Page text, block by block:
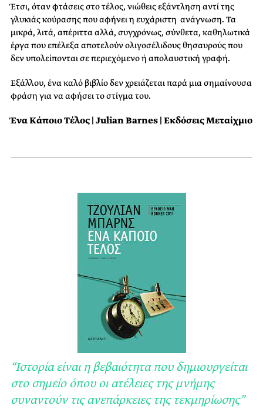
Έτσι, όταν φτάσεις στο τέλος, νιώθεις εξάντληση αντί της
γλυκιάς κούρασης που αφήνει η ευχάριστη ανάγνωση. Τα
μικρά, λιτά, απέριττα αλλά, συγχρόνως, σύνθετα, καθηλωτικά
έργα που επέλεξα αποτελούν ολιγοσέλιδους θησαυρούς που
δεν υπολείπονται σε περιεχόμενο ή απολαυστική γραφή.
Εξάλλου, ένα καλό βιβλίο δεν χρειάζεται παρά μια σημαίνουσα
φράση για να αφήσει το στίγμα του.
Ένα Κάποιο Τέλος |Julian Barnes | Εκδόσεις Μεταίχμιο
“Ιστορία είναι η βεβαιότητα που δημιουργείται
στο σημείο όπου οι ατέλειες της μνήμης
συναντούν τις ανεπάρκειες της τεκμηρίωσης”